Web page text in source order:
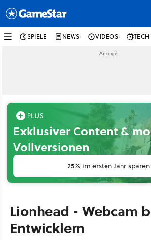
SPIELE NEWS VIDEOS TECH
Exklusiver Content &
Vollversionen
25% im ersten Jahr sparen
Lionhead - Webcam
Entwicklern